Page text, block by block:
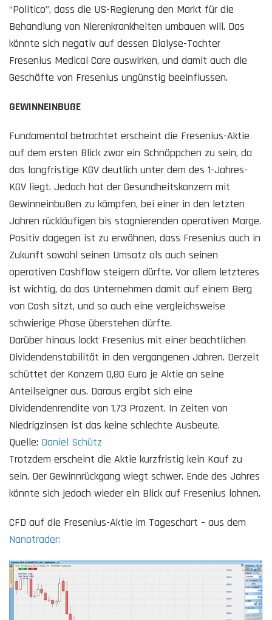
“Politico”, dass die US-Regierung den Markt für die
Behandlung von Nierenkrankheiten umbauen will. Das
könnte sich negativ auf dessen Dialyse-Tochter
Fresenius Medical Care auswirken, und damit auch die
Geschäfte von Fresenius ungünstig beeinflussen.
GEWINNEINBUßE
Fundamental betrachtet erscheint die Fresenius-Aktie
auf dem ersten Blick zwar ein Schnäppchen zu sein, da
das langfristige KGV deutlich unter dem des 1-Jahres-
KGV liegt. Jedoch hat der Gesundheitskonzern mit
Gewinneinbußen zu kämpfen, bei einer in den letzten
Jahren rückläufigen bis stagnierenden operativen Marge.
Positiv dagegen ist zu erwähnen, dass Fresenius auch in
Zukunft sowohl seinen Umsatz als auch seinen
operativen Cashflow steigern dürfte. Vor allem letzteres
ist wichtig, da das Unternehmen damit auf einem Berg
von Cash sitzt, und so auch eine vergleichsweise
schwierige Phase überstehen dürfte.
Darüber hinaus lockt Fresenius mit einer beachtlichen
Dividendenstabilität in den vergangenen Jahren. Derzeit
schüttet der Konzern 0,80 Euro je Aktie an seine
Anteilseigner aus. Daraus ergibt sich eine
Dividendenrendite von 1,73 Prozent. In Zeiten von
Niedrigzinsen ist das keine schlechte Ausbeute.
Quelle: Daniel Schütz
Trotzdem erscheint die Aktie kurzfristig kein Kauf zu
sein. Der Gewinnrückgang wiegt schwer. Ende des Jahres
könnte sich jedoch wieder ein Blick auf Fresenius lohnen.
CFD auf die Fresenius-Aktie im Tageschart – aus dem
Nanotrader: